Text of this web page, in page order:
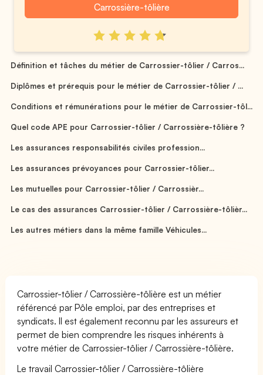
Carrossière-tôlière
Définition et tâches du métier de Carrossier-tôlier / Carros...
Diplômes et prérequis pour le métier de Carrossier-tôlier / ...
Conditions et rémunérations pour le métier de Carrossier-tôl...
Quel code APE pour Carrossier-tôlier / Carrossière-tôlière ?
Les assurances responsabilités civiles profession...
Les assurances prévoyances pour Carrossier-tôlier...
Les mutuelles pour Carrossier-tôlier / Carrossièr...
Le cas des assurances Carrossier-tôlier / Carrossière-tôlièr...
Les autres métiers dans la même famille Véhicules...
Carrossier-tôlier / Carrossière-tôlière est un métier
référencé par Pôle emploi, par des entreprises et
syndicats. Il est également reconnu par les assureurs et
permet de bien comprendre les risques inhérents à
votre métier de Carrossier-tôlier / Carrossière-tôlière.
Le travail Carrossier-tôlier / Carrossière-tôlière